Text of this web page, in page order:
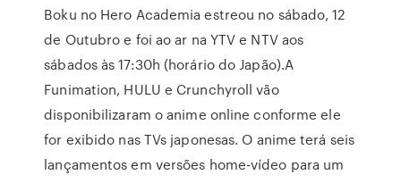
Boku no Hero Academia estreou no sábado, 12
de Outubro e foi ao ar na YTV e NTV aos
sábados às 17:30h (horário do Japão).A
Funimation, HULU e Crunchyroll vão
disponibilizaram o anime online conforme ele
for exibido nas TVs japonesas. O anime terá seis
lançamentos em versões home-vídeo para um